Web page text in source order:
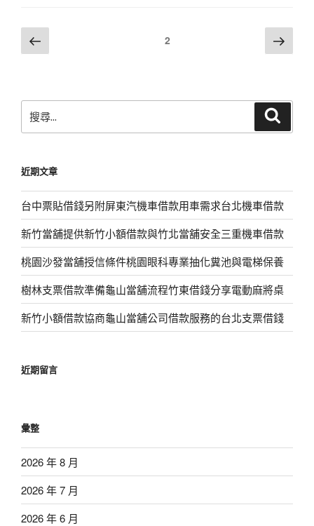
文
章
上
一
頁次2 下
一
尋
字:
近期文章
台中票貼借錢另附屏東汽機車借款用車需求台北機車借款
新竹當舖提供新竹小額借款與竹北當舖安全三重機車借款
桃園沙發當舖授信條件桃園眼科專業抽化糞池與電梯保養
樹林支票借款準備龜山當舖流程竹東借錢分享電動麻將桌
新竹小額借款協商龜山當舖公司借款服務的台北支票借錢
近期留言
彙整
2026 年 8 月
2026 年 7 月
2026 年 6 月